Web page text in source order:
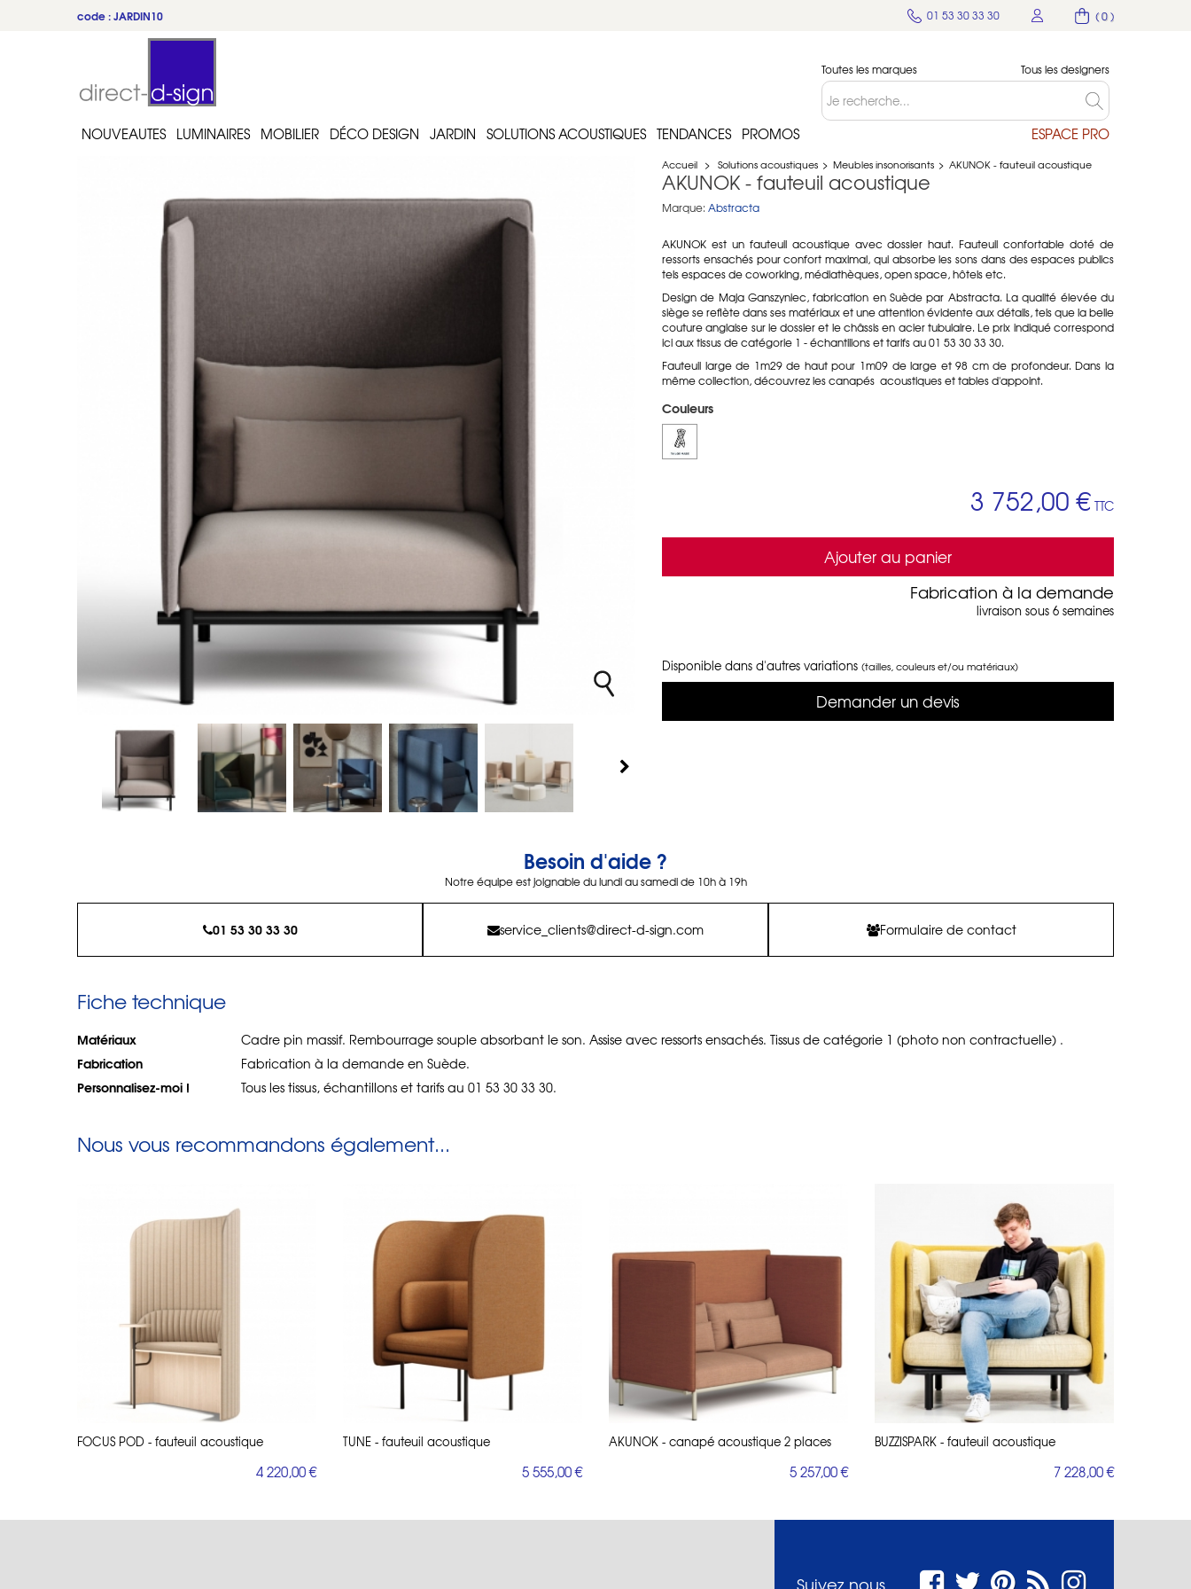
( 0 )
01 53 30 33 30
code : JARDIN10
Toutes les marques Tous les designers
NOUVEAUTES LUMINAIRES MOBILIER DÉCO DESIGN JARDIN SOLUTIONS ACOUSTIQUES TENDANCES PROMOS ESPACE PRO
Accueil > Solutions acoustiques > Meubles insonorisants > AKUNOK - fauteuil acoustique
AKUNOK - fauteuil acoustique
Marque: Abstracta
AKUNOK est un fauteuil acoustique avec dossier haut. Fauteuil confortable doté de
ressorts ensachés pour confort maximal, qui absorbe les sons dans des espaces publics
tels espaces de coworking, médiathèques, open space, hôtels etc.
Design de Maja Ganszyniec, fabrication en Suède par Abstracta. La qualité élevée du
siège se reflète dans ses matériaux et une attention évidente aux détails, tels que la belle
couture anglaise sur le dossier et le châssis en acier tubulaire. Le prix indiqué correspond
ici aux tissus de catégorie 1 - échantillons et tarifs au 01 53 30 33 30.
Fauteuil large de 1m29 de haut pour 1m09 de large et 98 cm de profondeur.Dans la
même collection, découvrez les canapés acoustiques et tables d'appoint.
Couleurs
3 752,00 € TTC
Ajouter au panier
Fabrication à la demande
livraison sous 6 semaines
Disponible dans d'autres variations (tailles, couleurs et/ou matériaux)
Demander un devis
Besoin d'aide ?
Notre équipe est joignable du lundi au samedi de 10h à 19h
01 53 30 33 30 service_clients@direct-d-sign.com Formulaire de contact
Fiche technique
Matériaux Cadre pin massif. Rembourrage souple absorbant le son. Assise avec ressorts ensachés. Tissus de catégorie 1 (photo non contractuelle) .
Fabrication Fabrication à la demande en Suède.
Personnalisez-moi ! Tous les tissus, échantillons et tarifs au 01 53 30 33 30.
Nous vous recommandons également...
FOCUS POD - fauteuil acoustique
4 220,00 €
TUNE - fauteuil acoustique
5 555,00 €
AKUNOK - canapé acoustique 2 places
5 257,00 €
BUZZISPARK - fauteuil acoustique
7 228,00 €
Suivez nous